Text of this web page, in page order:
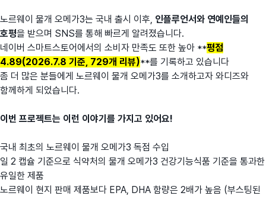
노르웨이 물개 오메가3는 국내 출시 이후, 인플루언서와 연예인들의
호평을 받으며 SNS를 통해 빠르게 알려졌습니다.
네이버 스마트스토어에서의 소비자 만족도 또한 높아 **평점
4.89(2026.7.8 기준, 729개 리뷰)**를 기록하고 있습니다
좀 더 많은 분들에게 노르웨이 물개 오메가3를 소개하고자 와디즈와
함께하게 되었습니다.
이번 프로젝트는 이런 이야기를 가지고 있어요!
국내 최초의 노르웨이 물개 오메가3 독점 수입
일 2 캡슐 기준으로 식약처의 물개 오메가3 건강기능식품 기준을 통과한
유일한 제품
노르웨이 현지 판매 제품보다 EPA, DHA 함량은 2배가 높음 (부스팅된